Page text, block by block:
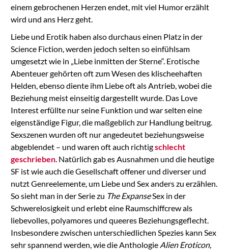
einem gebrochenen Herzen endet, mit viel Humor erzählt
wird und ans Herz geht.
Liebe und Erotik haben also durchaus einen Platz in der
Science Fiction, werden jedoch selten so einfühlsam
umgesetzt wie in „Liebe inmitten der Sterne“. Erotische
Abenteuer gehörten oft zum Wesen des klischeehaften
Helden, ebenso diente ihm Liebe oft als Antrieb, wobei die
Beziehung meist einseitig dargestellt wurde. Das Love
Interest erfüllte nur seine Funktion und war selten eine
eigenständige Figur, die maßgeblich zur Handlung beitrug.
Sexszenen wurden oft nur angedeutet beziehungsweise
abgeblendet – und waren oft auch richtigschlecht
geschrieben. Natürlich gab es Ausnahmen und die heutige
SF ist wie auch die Gesellschaft offener und diverser und
nutzt Genreelemente, um Liebe und Sex anders zu erzählen.
So sieht man in der Serie zu The ExpanseSex in der
Schwerelosigkeit und erlebt eine Raumschiffcrew als
liebevolles, polyamores und queeres Beziehungsgeflecht.
Insbesondere zwischen unterschiedlichen Spezies kann Sex
sehr spannend werden, wie die Anthologie Alien Eroticon,